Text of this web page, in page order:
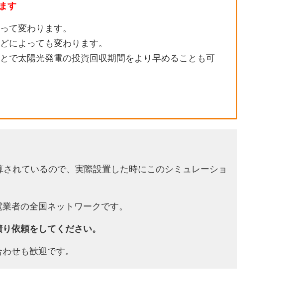
す
て変わります。
によっても変わります。
で太陽光発電の投資回収期間をより早めることも可
れているので、実際設置した時にこのシミュレーショ
者の全国ネットワークです。
依頼をしてください。
せも歓迎です。